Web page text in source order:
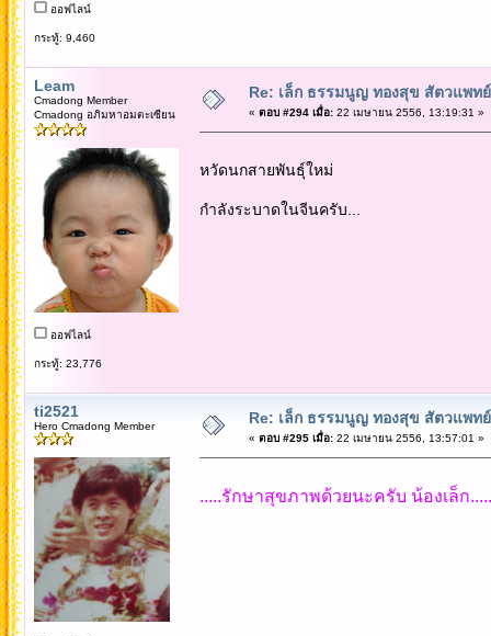
ออฟไลน์
กระทู้: 9,460
Leam
Cmadong Member
Cmadong อภิมหาอมตะเซียน
ออฟไลน์
กระทู้: 23,776
Re: เล็ก ธรรมนูญ ทองสุข สัตวแพท
« ตอบ #294 เมื่อ:22 เมษายน 2556, 13:19:31 »
หวัดนกสายพันธุ์ใหม่
กำลังระบาดในจีนครับ...
ti2521
Hero Cmadong Member Re: เล็ก ธรรมนูญ ทองสุข สัตวแพท
« ตอบ #295 เมื่อ:22 เมษายน 2556, 13:57:01 »
.....รักษาสุขภาพด้วยนะครับ น้องเล็ก.....